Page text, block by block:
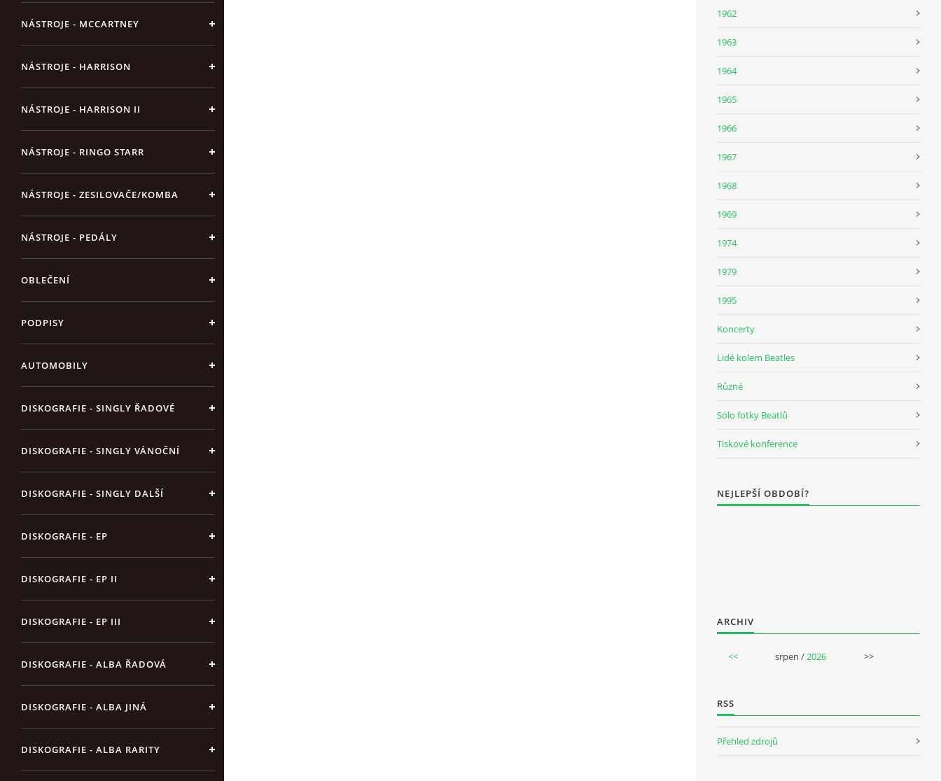
NÁSTROJE - MCCARTNEY
NÁSTROJE - HARRISON
NÁSTROJE - HARRISON II
NÁSTROJE - RINGO STARR
NÁSTROJE - ZESILOVAČE/KOMBA
NÁSTROJE - PEDÁLY
OBLEČENÍ
PODPISY
AUTOMOBILY
DISKOGRAFIE - SINGLY ŘADOVÉ
DISKOGRAFIE - SINGLY VÁNOČNÍ
DISKOGRAFIE - SINGLY DALŠÍ
DISKOGRAFIE - EP
DISKOGRAFIE - EP II
DISKOGRAFIE - EP III
DISKOGRAFIE - ALBA ŘADOVÁ
DISKOGRAFIE - ALBA JINÁ
DISKOGRAFIE - ALBA RARITY
1962
1963
1964
1965
1966
1967
1968
1969
1974
1979
1995
Koncerty
Lidé kolem Beatles
Různé
Sólo fotky Beatlů
Tiskové konference
NEJLEPŠÍ OBDOBÍ?
ARCHIV
<< srpen /2026 >>
RSS
Přehled zdrojů